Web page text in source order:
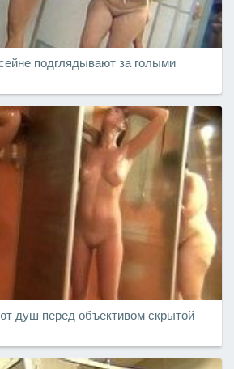
подглядывают за голыми
душ перед объективом скрытой